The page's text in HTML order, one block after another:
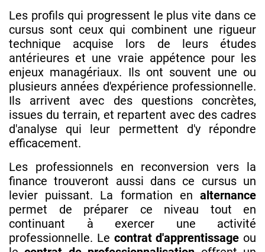
Les profils qui progressent le plus vite dans ce
cursus sont ceux qui combinent une rigueur
technique acquise lors de leurs études
antérieures et une vraie appétence pour les
enjeux managériaux. Ils ont souvent une ou
plusieurs années d'expérience professionnelle.
Ils arrivent avec des questions concrètes,
issues du terrain, et repartent avec des cadres
d'analyse qui leur permettent d'y répondre
efficacement.
Les professionnels en reconversion vers la
finance trouveront aussi dans ce cursus un
levier puissant. La formation en alternance
permet de préparer ce niveau tout en
continuant à exercer une activité
professionnelle. Le contrat d'apprentissage ou